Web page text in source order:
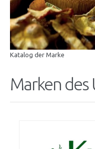
Katalog der Marke
Marken